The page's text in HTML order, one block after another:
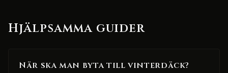
Hjälpsamma guider
När ska man byta till vinterdäck?